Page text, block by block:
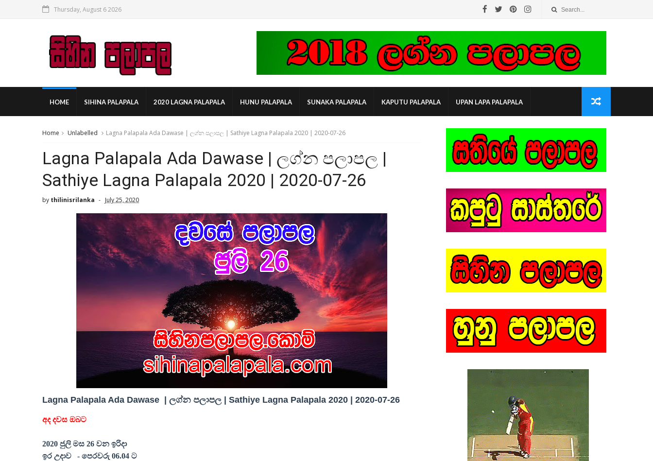
Thursday, August 6 2026
HOME SIHINA PALAPALA 2020 LAGNA PALAPALA HUNU PALAPALA SUNAKA PALAPALA KAPUTU PALAPALA UPAN LAPA PALAPALA
Home Unlabelled Lagna Palapala Ada Dawase | ලග්න පලාපල | Sathiye Lagna Palapala 2020 | 2020-07-26
Lagna Palapala Ada Dawase | ලග්න පලාපල |
Sathiye Lagna Palapala 2020 | 2020-07-26
by thilinisrilanka July 25, 2020
Lagna Palapala Ada Dawase | ලග්න පලාපල | Sathiye Lagna Palapala 2020 | 2020-07-26
අද දවස ඔබට
2020 ජුලි මස 26 වන ඉරිදා
ඉර උදාව
- පෙරවරු 06.04 ට